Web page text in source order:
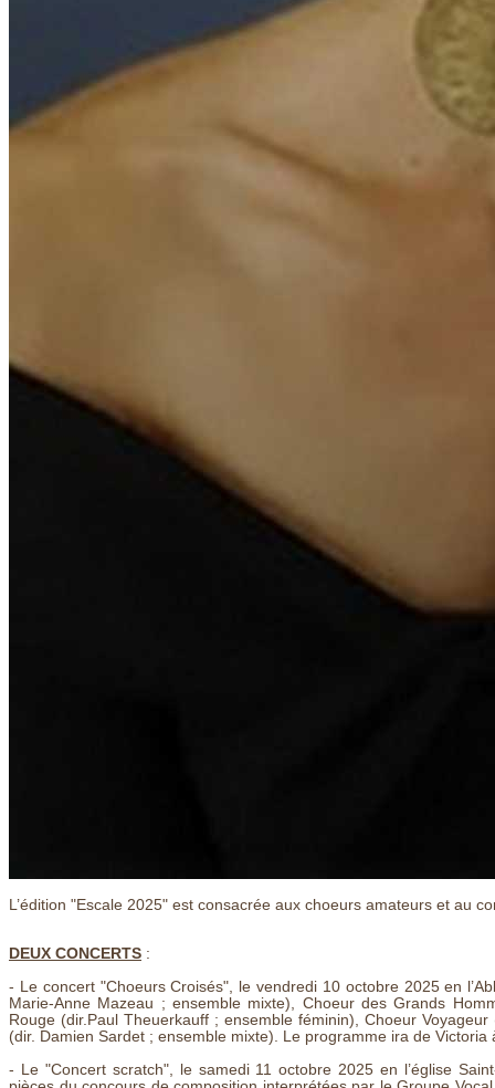
L’édition "Escale 2025" est consacrée aux choeurs amateurs et au
DEUX CONCERTS :
- Le concert "Choeurs Croisés", le vendredi 10 octobre 2025 en
Marie-Anne Mazeau ; ensemble mixte), Choeur des Grands
Rouge (dir.Paul Theuerkauff ; ensemble féminin), Choeur
(dir. Damien Sardet ; ensemble mixte). Le programme ira de
- Le "Concert scratch", le samedi 11 octobre 2025 en l’église